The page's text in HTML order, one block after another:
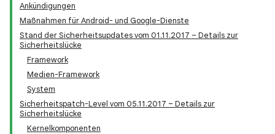
Ankündigungen
Maßnahmen für Android- und Google-Dienste
Stand der Sicherheitsupdates vom 01.11.2017 – Details zur
Sicherheitslücke
Framework
Medien-Framework
System
Sicherheitspatch-Level vom 05.11.2017 – Details zur
Sicherheitslücke
Kernelkomponenten